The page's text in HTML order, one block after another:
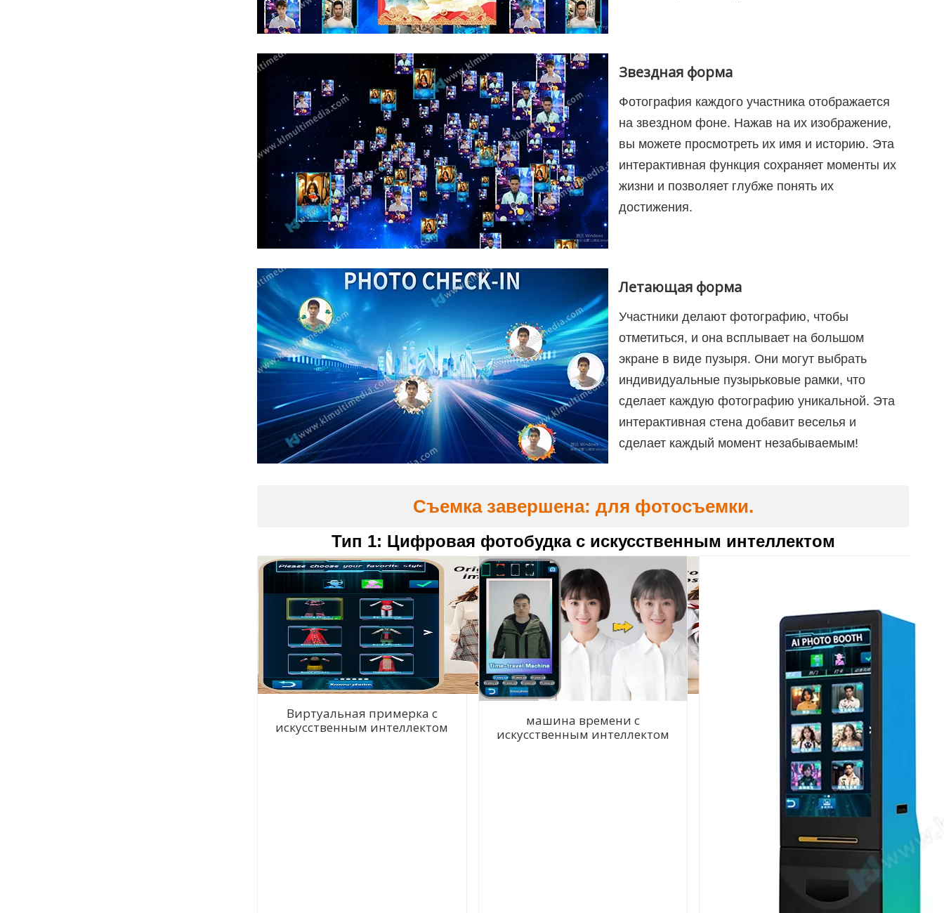
Звездная форма
Фотография каждого участника отображается
на звездном фоне. Нажав на их изображение,
вы можете просмотреть их имя и историю. Эта
интерактивная функция сохраняет моменты их
жизни и позволяет глубже понять их
достижения.
Летающая форма
Участники делают фотографию, чтобы
отметиться, и она всплывает на большом
экране в виде пузыря. Они могут выбрать
индивидуальные пузырьковые рамки, что
сделает каждую фотографию уникальной. Эта
интерактивная стена добавит веселья и
сделает каждый момент незабываемым!
Съемка завершена: для фотосъемки.
Тип 1: Цифровая фотобудка с искусственным интеллектом
Виртуальная примерка с
искусственным интеллектом
машина времени с
искусственным интеллектом